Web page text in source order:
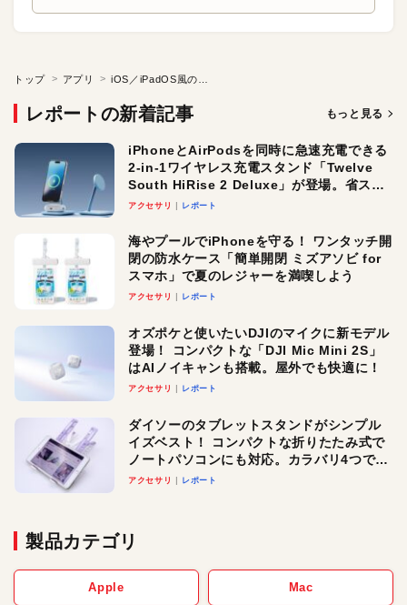
トップ アプリ
レポートの新着記事 もっと見る
iPhoneとAirPodsを同時に急速充電できる
2-in-1ワイヤレス充電スタンド「Twelve
South HiRise 2 Deluxe」が登場。省スペ
ースでおしゃれに充電したい人にオスス
アクセサリ レポート
海やプールでiPhoneを守る！ ワンタッチ開
閉の防水ケース「簡単開閉 ミズアソビ for
スマホ」で夏のレジャーを満喫しよう
アクセサリ レポート
オズポケと使いたいDJIのマイクに新モデル
登場！ コンパクトな「DJI Mic Mini 2S」
はAIノイキャンも搭載。屋外でも快適に！
アクセサリ レポート
ダイソーのタブレットスタンドがシンプル
イズベスト！ コンパクトな折りたたみ式で
ノートパソコンにも対応。カラバリ4つで選
べる楽しさも
アクセサリ レポート
製品カテゴリ
Apple Mac